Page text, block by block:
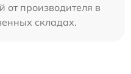
от производителя в
складах.